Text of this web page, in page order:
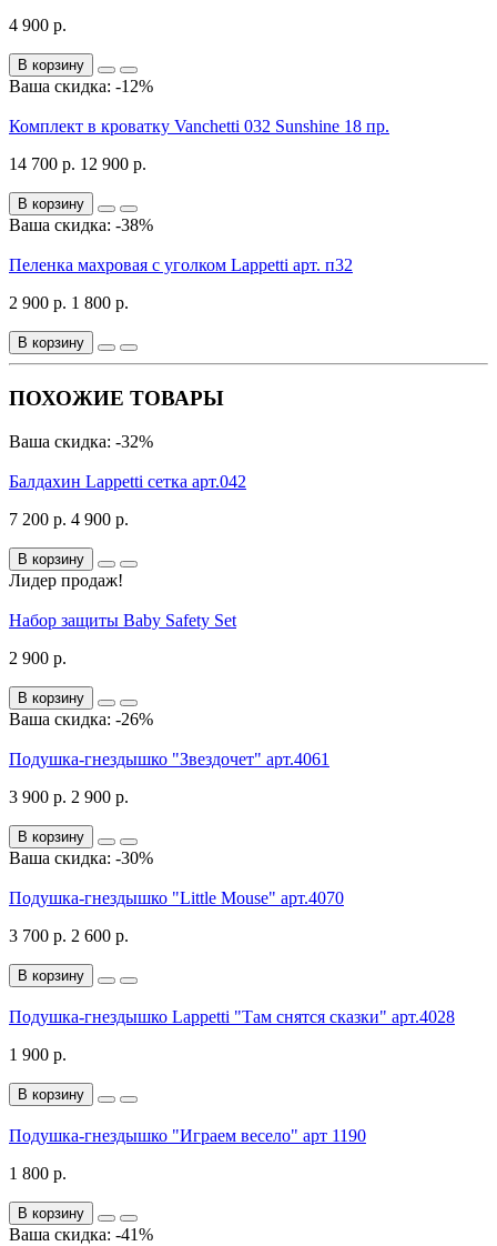
4 900 р.
В корзину
Ваша скидка: -12%
Комплект в кроватку Vanchetti 032 Sunshine 18 пр.
14 700 р. 12 900 р.
В корзину
Ваша скидка: -38%
Пеленка махровая с уголком Lappetti арт. п32
2 900 р. 1 800 р.
В корзину
ПОХОЖИЕ ТОВАРЫ
Ваша скидка: -32%
Балдахин Lappetti сетка арт.042
7 200 р. 4 900 р.
В корзину
Лидер продаж!
Набор защиты Baby Safety Set
2 900 р.
В корзину
Ваша скидка: -26%
Подушка-гнездышко "Звездочет" арт.4061
3 900 р. 2 900 р.
В корзину
Ваша скидка: -30%
Подушка-гнездышко "Little Mouse" арт.4070
3 700 р. 2 600 р.
В корзину
Подушка-гнездышко Lappetti "Там снятся сказки" арт.4028
1 900 р.
В корзину
Подушка-гнездышко "Играем весело" арт 1190
1 800 р.
В корзину
Ваша скидка: -41%